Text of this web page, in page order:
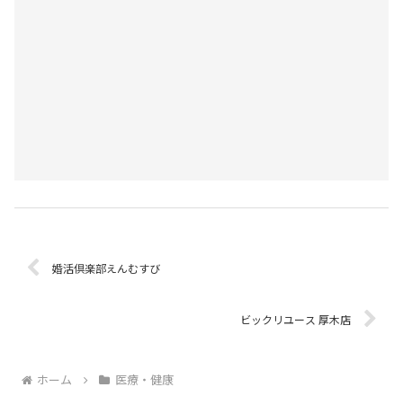
婚活倶楽部えんむすび
ビックリユース 厚木店
ホーム 医療・健康